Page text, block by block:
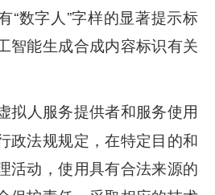
“数字人”字样的显著提示标
智能生成合成内容标识有关
拟人服务提供者和服务使用
政法规规定，在特定目的和
活动，使用具有合法来源的